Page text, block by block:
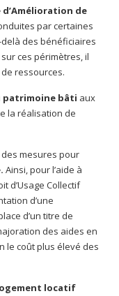
de
par certaines
des bénéficiaires
ces périmètres, il
ressources.
patrimoine bâti aux
la réalisation de
mesures pour
Ainsi, pour l’aide à
d’Usage Collectif
d’une
d’un titre de
des aides en
le coût plus élevé des
locatif